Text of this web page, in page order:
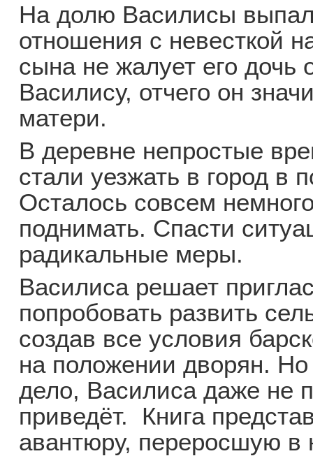
На долю Василисы
отношения с невесткой
сына не жалует его дочь
Василису, отчего он
матери.
В деревне непростые
стали уезжать в город в
Осталось совсем
поднимать. Спасти
радикальные меры.
Василиса решает
попробовать развить
создав все условия
на положении дворян. Но
дело, Василиса даже не
приведёт. Книга
авантюру, переросшую в